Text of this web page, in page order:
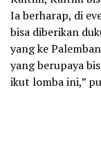
Ia berharap, di
bisa diberikan
yang ke
yang berupaya
ikut lomba ini,”